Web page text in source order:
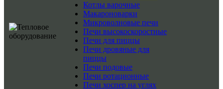
Котлы варочные
Макароноварки
Микроволновые печи
Печи высокоскоростные
Печи для пиццы
Печи дровяные для
пиццы
Печи подовые
Печи ротационные
Печи хоспер на углях